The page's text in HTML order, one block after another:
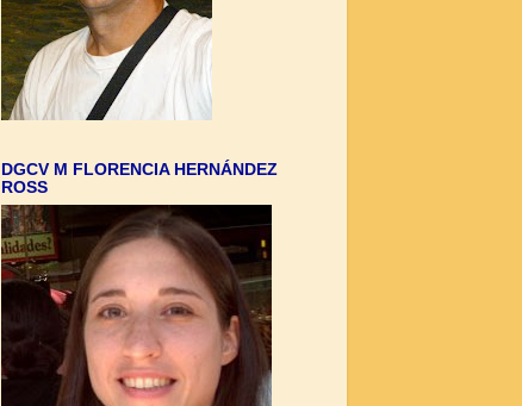
DGCV M FLORENCIA HERNÁNDEZ
ROSS